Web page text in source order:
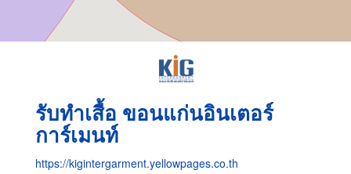
รับทำเสื้อ ขอนแก่นอินเตอร์
การ์เมนท์
https://kigintergarment.yellowpages.co.th